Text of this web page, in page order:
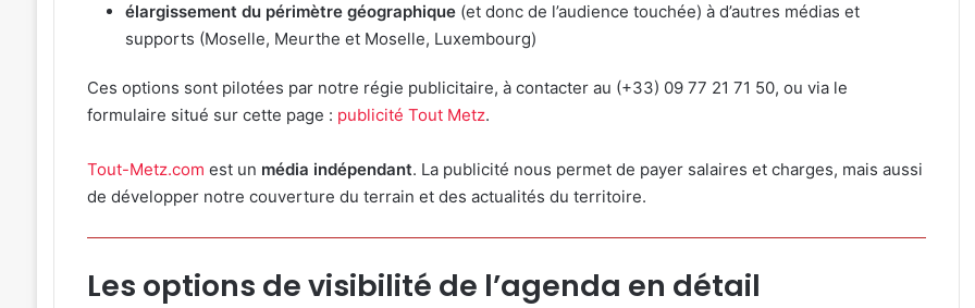
élargissement du périmètre géographique(et donc de l’audience touchée) à d’autres médias et
supports (Moselle, Meurthe et Moselle, Luxembourg)
Ces options sont pilotées par notre régie publicitaire, à contacter au (+33) 09 77 21 71 50, ou via le
formulaire situé sur cette page : publicité Tout Metz.
Tout-Metz.com est un média indépendant. La publicité nous permet de payer salaires et charges, mais aussi
de développer notre couverture du terrain et des actualités du territoire.
Les options de visibilité de l’agenda en détail